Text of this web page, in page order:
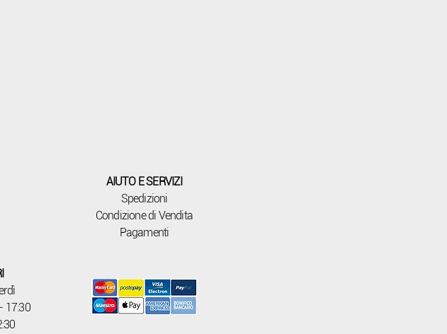
AIUTO E SERVIZI
Spedizioni
Condizione di Vendita
Pagamenti
17:30